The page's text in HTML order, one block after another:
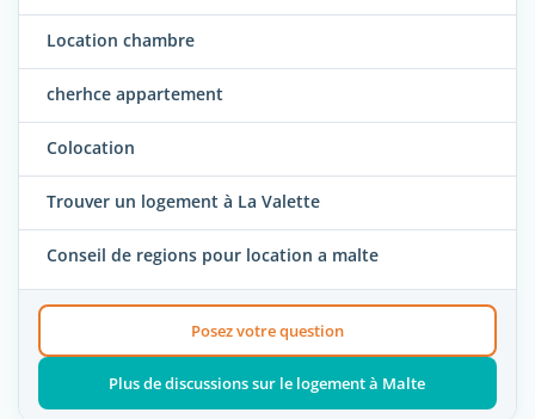
Location chambre
cherhce appartement
Colocation
Trouver un logement à La Valette
Conseil de regions pour location a malte
Posez votre question
Plus de discussions sur le logement à Malte